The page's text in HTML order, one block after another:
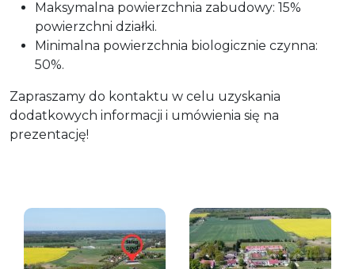
Maksymalna powierzchnia zabudowy: 15%
powierzchni działki.
Minimalna powierzchnia biologicznie czynna:
50%.
Zapraszamy do kontaktu w celu uzyskania
dodatkowych informacji i umówienia się na
prezentację!